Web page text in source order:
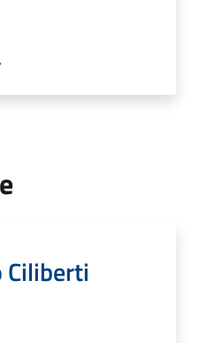
Ciliberti